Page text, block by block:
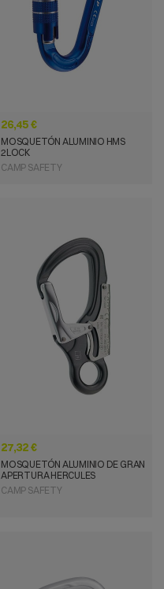
26,45 €
MOSQUETÓN ALUMINIO HMS
2LOCK
CAMP SAFETY
VISTA RÁPIDA
27,32 €
MOSQUETÓN ALUMINIO DE GRAN
APERTURA HERCULES
CAMP SAFETY